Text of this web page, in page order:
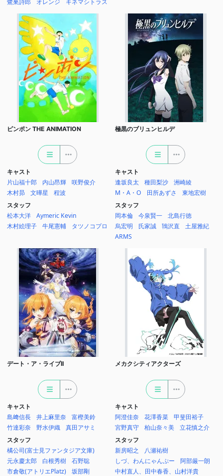
鷺巣詩郎 オレンジ キネマシトラス
ピンポン THE ANIMATION
キャスト
片山福十郎
内山昂輝
咲野俊介
木村昴
文曄星
程波
スタッフ
松本大洋
Aymeric Kevin
木村絵理子
牛尾憲輔 タツノコプロ
極黒のブリュンヒルデ
キャスト
逢坂良太
種田梨沙
洲崎綾
M・A・O
田所あずさ
東地宏樹
スタッフ
岡本倫
今泉賢一
北島行徳
烏宏明
氏家誠 鴇沢直
土屋雅紀
ARMS
デート・ア・ライブII
キャスト
島﨑信長
井上麻里奈
富樫美鈴
竹達彩奈
野水伊織
真田アサミ
スタッフ
橘公司(富士見ファンタジア文庫)
元永慶太郎
白根秀樹
石野聡
市倉敬(アトリエPlatz)
坂部剛
メカクシティアクターズ
キャスト
阿澄佳奈
花澤香菜
甲斐田裕子
宮野真守
柏山奈々美
立花慎之介
スタッフ
新房昭之
八瀬祐樹
しづ、わんにゃんぷー
阿部厳一朗
中村直人、田中春香、山村洋貴